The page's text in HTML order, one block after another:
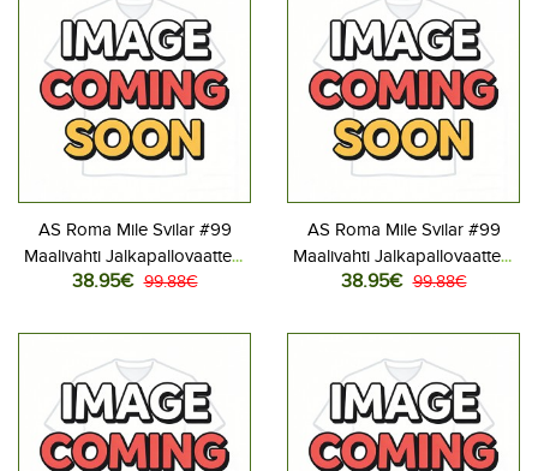
AS Roma Mile Svilar #99
Maalivahti Jalkapallovaatteet
Vieraspaita 2025-26
38.95€ 99.88€
AS Roma Mile Svilar #99
Maalivahti Jalkapallovaatteet
Kolmaspaita 2025-26
38.95€ 99.88€